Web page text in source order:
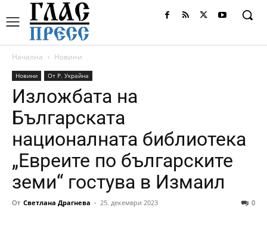
Начална Новини
Новини От Р. Украйна
Изложбата на
Българската
националната библиотека
„Евреите по българските
земи“ гостува в Измаил
От Светлана Драгнева - 25. декември 2023 0